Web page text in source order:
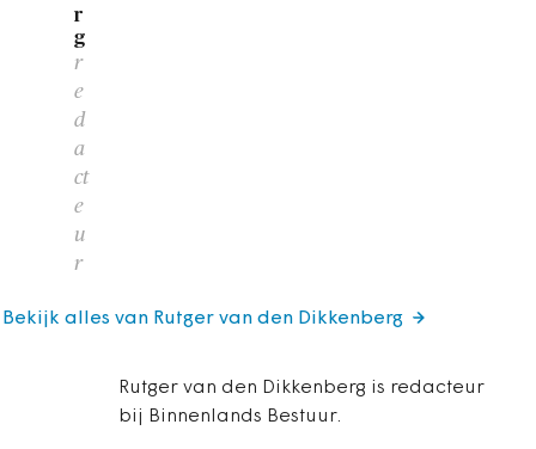
r
g
r
e
d
a
ct
e
u
r
Rutger van den Dikkenberg is redacteur
bij Binnenlands Bestuur.
Bekijk alles van Rutger van den Dikkenberg